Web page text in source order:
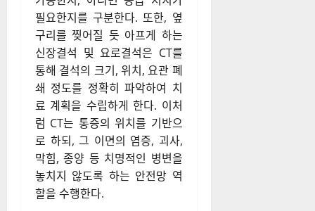
필요한지를 구분한다. 또한, 옆
구리를 찢어질 듯 아프게 하는
신장결석 및 요로결석은 CT를
통해 결석의 크기, 위치, 요관 폐
쇄 정도를 정확히 파악하여 치
료 계획을 수립하게 한다. 이처
럼 CT는 통증의 위치를 기반으
로 하되, 그 이면의 염증, 괴사,
막힘, 종양 등 치명적인 병변을
놓치지 않도록 하는 안전망 역
할을 수행한다.